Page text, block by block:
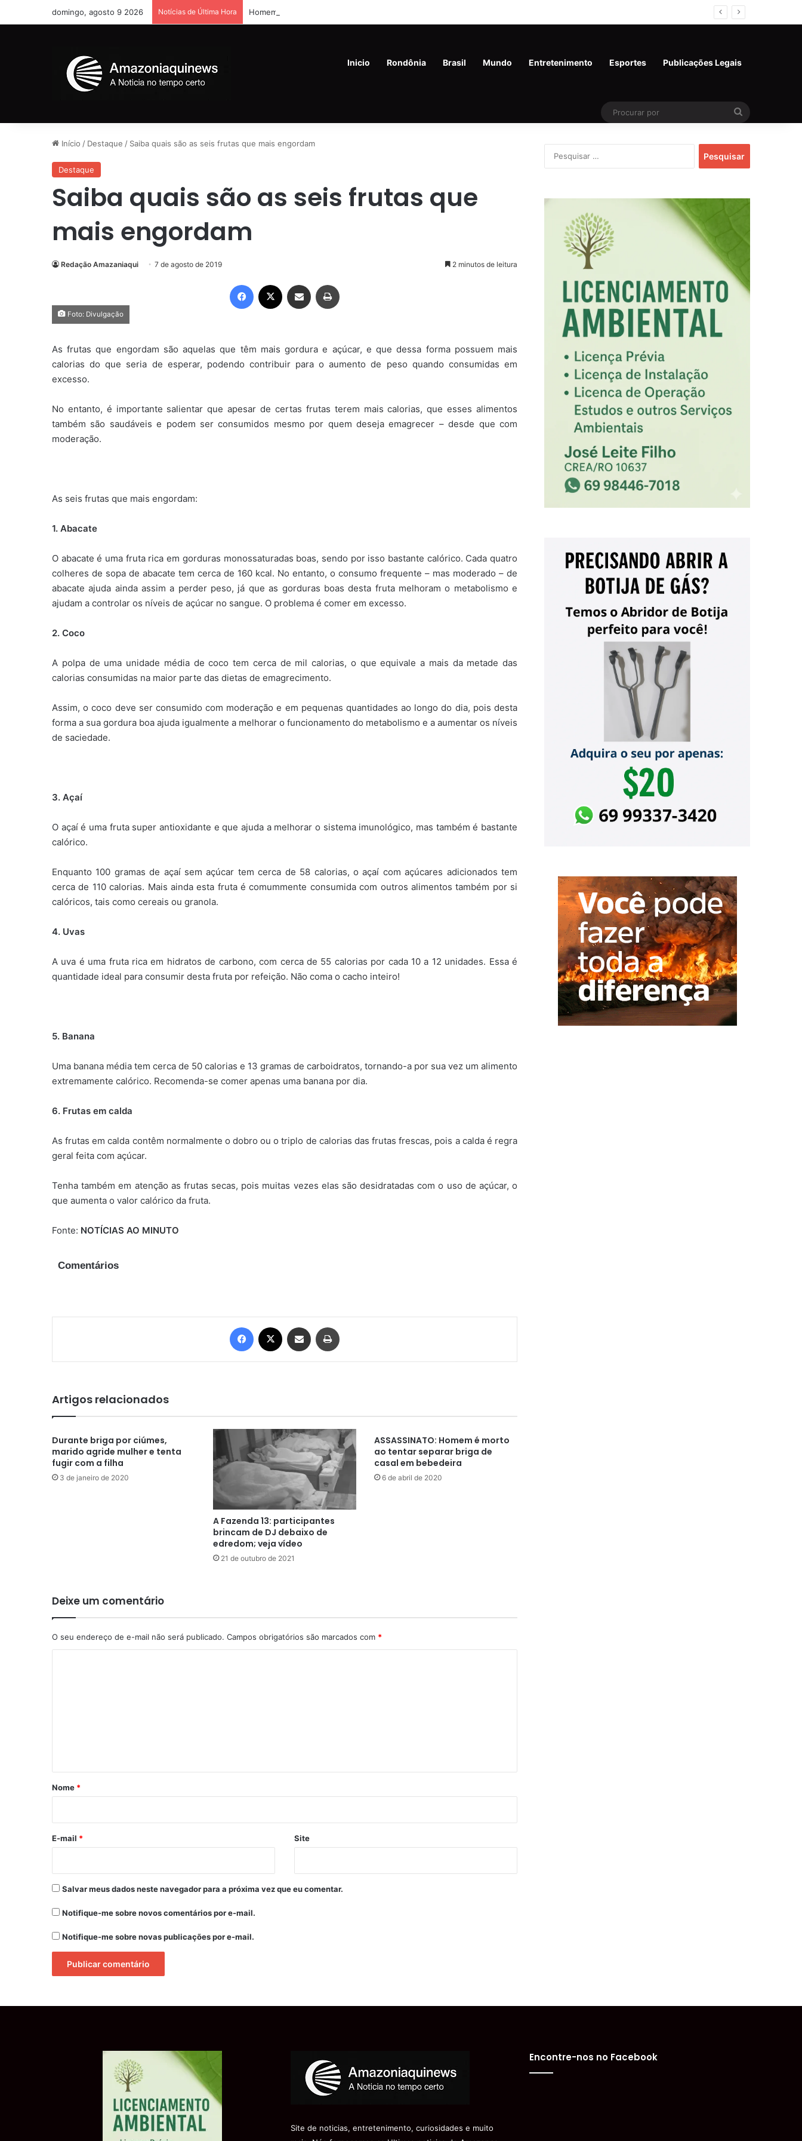
domingo, agosto 9 2026 Notícias de Última Hora Homem de 45 anos é preso com drogas e revólver na Vila Princesa
Inicio Rondônia Brasil Mundo Entretenimento Esportes Publicações Legais
Procurar
Início / Destaque / Saiba quais são as seis frutas que mais engordam
Destaque
Saiba quais são as seis frutas que
mais engordam
Redação Amazaniaqui 7 de agosto de 2019 2 minutos de leitura
Facebook Compartilhar via e-mail
Foto: Divulgação
As frutas que engordam são aquelas que têm mais gordura e açúcar, e que dessa forma possuem mais
calorias do que seria de esperar, podendo contribuir para o aumento de peso quando consumidas em
excesso.
No entanto, é importante salientar que apesar de certas frutas terem mais calorias, que esses alimentos
também são saudáveis e podem ser consumidos mesmo por quem deseja emagrecer – desde que com
moderação.
As seis frutas que mais engordam:
1. Abacate
O abacate é uma fruta rica em gorduras monossaturadas boas, sendo por isso bastante calórico. Cada quatro
colheres de sopa de abacate tem cerca de 160 kcal. No entanto, o consumo frequente – mas moderado – de
abacate ajuda ainda assim a perder peso, já que as gorduras boas desta fruta melhoram o metabolismo e
ajudam a controlar os níveis de açúcar no sangue. O problema é comer em excesso.
2. Coco
A polpa de uma unidade média de coco tem cerca de mil calorias, o que equivale a mais da metade das
calorias consumidas na maior parte das dietas de emagrecimento.
Assim, o coco deve ser consumido com moderação e em pequenas quantidades ao longo do dia, pois desta
forma a sua gordura boa ajuda igualmente a melhorar o funcionamento do metabolismo e a aumentar os níveis
de saciedade.
3. Açaí
O açaí é uma fruta super antioxidante e que ajuda a melhorar o sistema imunológico, mas também é bastante
calórico.
Enquanto 100 gramas de açaí sem açúcar tem cerca de 58 calorias, o açaí com açúcares adicionados tem
cerca de 110 calorias. Mais ainda esta fruta é comummente consumida com outros alimentos também por si
calóricos, tais como cereais ou granola.
4. Uvas
A uva é uma fruta rica em hidratos de carbono, com cerca de 55 calorias por cada 10 a 12 unidades. Essa é
quantidade ideal para consumir desta fruta por refeição. Não coma o cacho inteiro!
5. Banana
Uma banana média tem cerca de 50 calorias e 13 gramas de carboidratos, tornando-a por sua vez um alimento
extremamente calórico. Recomenda-se comer apenas uma banana por dia.
6. Frutas em calda
As frutas em calda contêm normalmente o dobro ou o triplo de calorias das frutas frescas, pois a calda é regra
geral feita com açúcar.
Tenha também em atenção as frutas secas, pois muitas vezes elas são desidratadas com o uso de açúcar, o
que aumenta o valor calórico da fruta.
Fonte: NOTÍCIAS AO MINUTO
Comentários
Facebook Compartilhar via e-mail
Artigos relacionados
Durante briga por ciúmes,
marido agride mulher e tenta
fugir com a filha
3 de janeiro de 2020
A Fazenda 13: participantes
brincam de DJ debaixo de
edredom; veja vídeo
21 de outubro de 2021
ASSASSINATO: Homem é morto
ao tentar separar briga de
casal em bebedeira
6 de abril de 2020
Deixe um comentário
O seu endereço de e-mail não será publicado. Campos obrigatórios são marcados com *
r
*
Nome *
E-mail * Site
Salvar meus dados neste navegador para a próxima vez que eu comentar.
Notifique-me sobre novos comentários por e-mail.
Notifique-me sobre novas publicações por e-mail.
por:
Site de noticias, entretenimento, curiosidades e muito
Encontre-nos no Facebook